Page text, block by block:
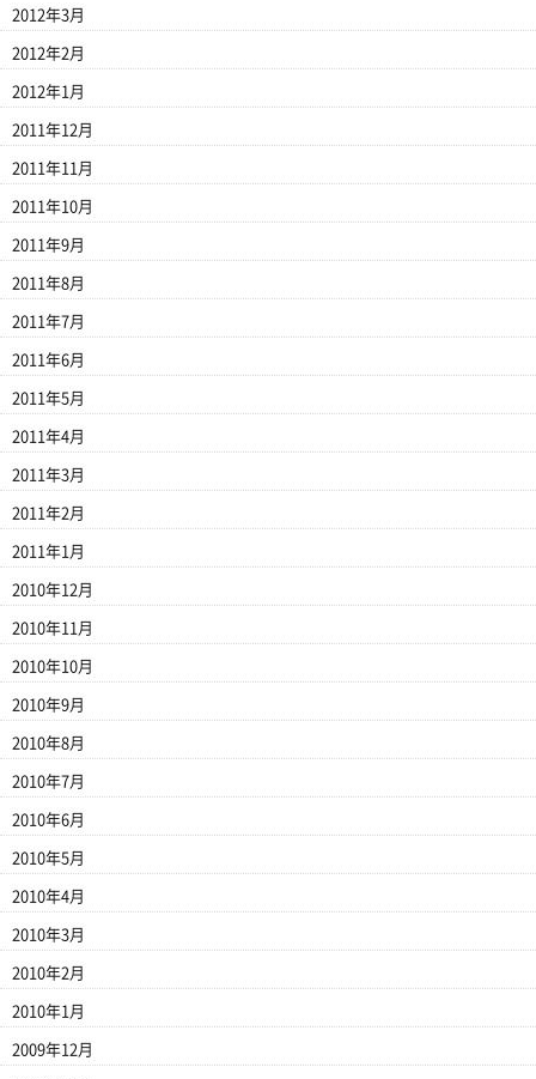
2012年3月
2012年2月
2012年1月
2011年12月
2011年11月
2011年10月
2011年9月
2011年8月
2011年7月
2011年6月
2011年5月
2011年4月
2011年3月
2011年2月
2011年1月
2010年12月
2010年11月
2010年10月
2010年9月
2010年8月
2010年7月
2010年6月
2010年5月
2010年4月
2010年3月
2010年2月
2010年1月
2009年12月